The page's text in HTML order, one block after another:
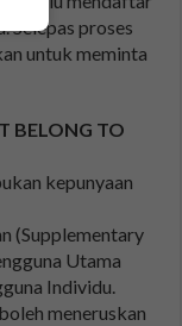
Selepas proses
untuk meminta
BELONG TO
kepunyaan
(Supplementary
Utama
Individu.
meneruskan